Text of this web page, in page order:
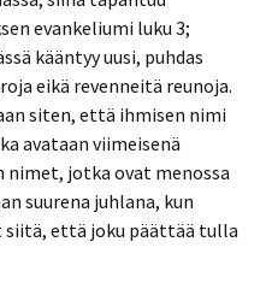
evankeliumi luku 3;
kääntyy uusi, puhdas
eikä revenneitä reunoja.
siten, että ihmisen nimi
avataan viimeisenä
nimet, jotka ovat menossa
suurena juhlana, kun
että joku päättää tulla